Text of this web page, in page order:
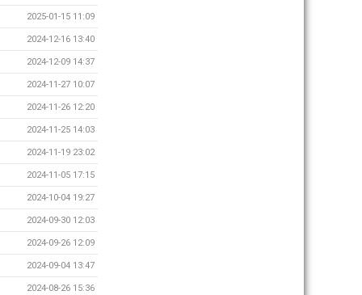
2025-01-15 11:09
2024-12-16 13:40
2024-12-09 14:37
2024-11-27 10:07
2024-11-26 12:20
2024-11-25 14:03
2024-11-19 23:02
2024-11-05 17:15
2024-10-04 19:27
2024-09-30 12:03
2024-09-26 12:09
2024-09-04 13:47
2024-08-26 15:36